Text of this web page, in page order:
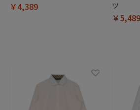
￥4,389
ツ
￥5,489